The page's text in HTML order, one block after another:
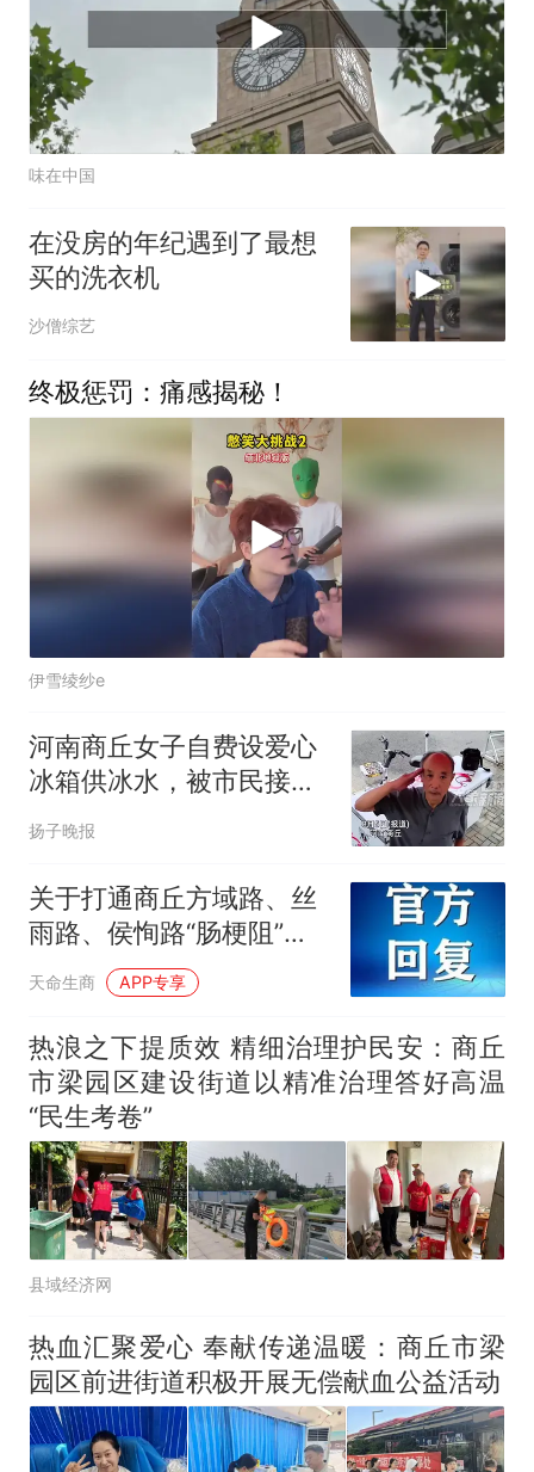
味在中国
在没房的年纪遇到了最想
买的洗衣机
沙僧综艺
终极惩罚：痛感揭秘！
伊雪绫纱e
河南商丘女子自费设爱心
冰箱供冰水，被市民接力
控敬礼感谢
扬子晚报
关于打通商丘方域路、丝
雨路、侯恂路“肠梗阻”畅
通市民出行的提案
天命生商 APP专享
热浪之下提质效 精细治理护民安：商丘
市梁园区建设街道以精准治理答好高温
“民生考卷”
县域经济网
热血汇聚爱心 奉献传递温暖：商丘市梁
园区前进街道积极开展无偿献血公益活动